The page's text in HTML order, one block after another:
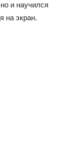
и научился
на экран.